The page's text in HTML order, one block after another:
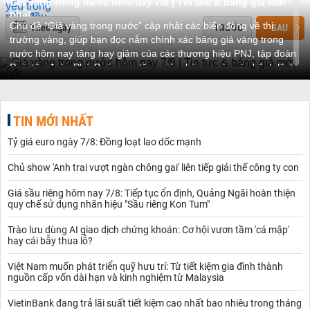
Theo ngày TRƯỚC SAU
nhất
Chủ đề “Giá vàng trong nước” cập nhật các biến động về thị
trường vàng, giúp bạn đọc nắm chính xác bảng giá vàng trong
nước hôm nay tăng hay giảm của các thương hiệu PNJ, tập đoàn
Doji, tập đoàn Phú Quý,... sự tăng giảm hàng ngày và chênh lệch
mức giá giữa các loại vàng.
Tình hình thị trường trong nước
Thị trường vàng trong nước luôn có sự biến động không ngừng,
đổi.
Giá vàng nội địa thường chịu tác động từ nhiều yếu tố như tình
hình kinh tế thế giới, chính sách tiền tệ, lãi suất ngân hàng, tỷ giá
ngoại tệ và thậm chí là các sự kiện chính trị toàn cầu. Khi thị
trường kinh tế toàn cầu đối mặt với khó khăn, vàng thường trở
của các nhà đầu tư.
Tuy nhiên, không chỉ các yếu tố quốc tế, mà cả những biến động
trong nước như lạm phát, chính sách điều hành của Ngân hàng
Nhà nước cũng đóng vai trò quan trọng trong việc định hìnhgiá
vàng hôm nay .
Sự biến động này không chỉ tác động đến các quyết định đầu tư
TIN MỚI NHẤT
Tỷ giá euro ngày 7/8: Đồng loạt lao dốc mạnh
Chủ show 'Anh trai vượt ngàn chông gai' liên tiếp giải thế công ty con
Giá sầu riêng hôm nay 7/8: Tiếp tục ổn định, Quảng Ngãi hoàn thiện
quy chế sử dụng nhãn hiệu "Sầu riêng Kon Tum"
Trào lưu dùng AI giao dịch chứng khoán: Cơ hội vươn tầm 'cá mập'
hay cái bẫy thua lỗ?
Việt Nam muốn phát triển quỹ hưu trí: Từ tiết kiệm gia đình thành
nguồn cấp vốn dài hạn và kinh nghiệm từ Malaysia
VietinBank đang trả lãi suất tiết kiệm cao nhất bao nhiêu trong tháng